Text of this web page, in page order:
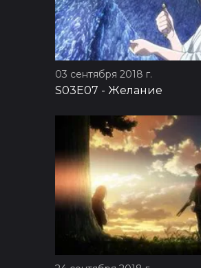
03 сентября 2018 г.
S03E07 - Желание